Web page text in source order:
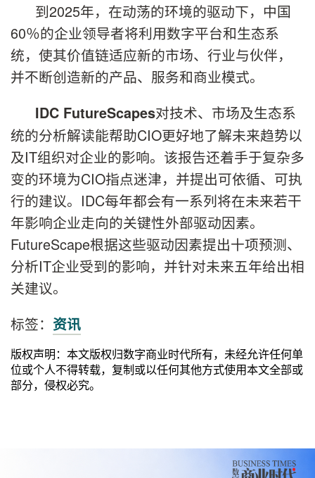
到2025年，在动荡的环境的驱动下，中国
60％的企业领导者将利用数字平台和生态系
统，使其价值链适应新的市场、行业与伙伴，
并不断创造新的产品、服务和商业模式。
IDC FutureScapes对技术、市场及生态系
统的分析解读能帮助CIO更好地了解未来趋势以
及IT组织对企业的影响。该报告还着手于复杂多
变的环境为CIO指点迷津，并提出可依循、可执
行的建议。IDC每年都会有一系列将在未来若干
年影响企业走向的关键性外部驱动因素。
FutureScape根据这些驱动因素提出十项预测、
分析IT企业受到的影响，并针对未来五年给出相
关建议。
标签： 资讯
版权声明：本文版权归数字商业时代所有，未经允许任何单
位或个人不得转载，复制或以任何其他方式使用本文全部或
部分，侵权必究。